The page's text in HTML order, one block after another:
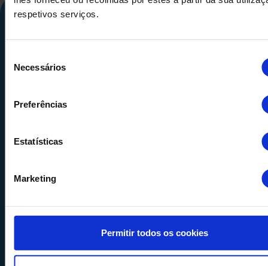
respetivos serviços.
Necessários
Preferências
Estatísticas
Marketing
Permitir todos os cookies
Almacén 1